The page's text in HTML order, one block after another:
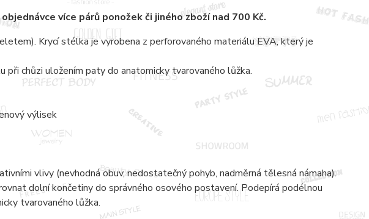
více párů ponožek či jiného zboží nad 700 Kč.
Krycí stélka je vyrobena z perforovaného materiálu EVA, který je
chůzi uložením paty do anatomicky tvarovaného lůžka.
výlisek
vlivy (nevhodná obuv, nedostatečný pohyb, nadměrná tělesná námaha).
dolní končetiny do správného osového postavení. Podepírá podélnou
tvarovaného lůžka.